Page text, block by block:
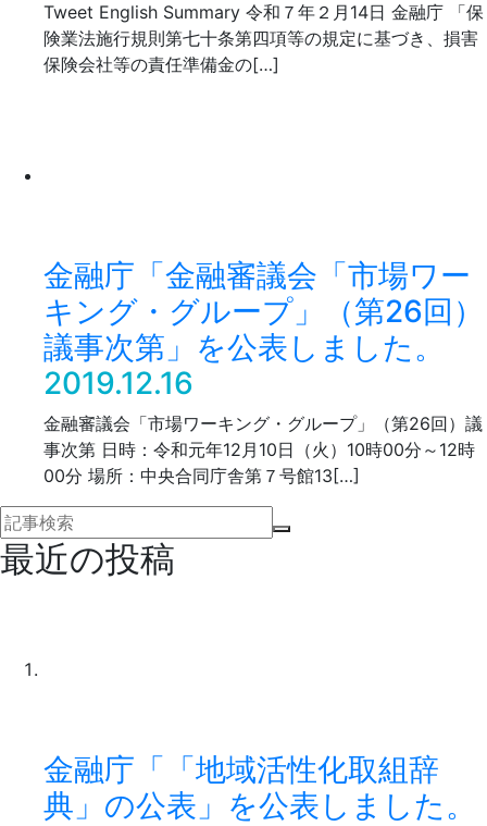
Tweet English Summary 令和７年２月14日 金融庁 「保
険業法施行規則第七十条第四項等の規定に基づき、損害
保険会社等の責任準備金の[…]
金融庁「金融審議会「市場ワー
キング・グループ」（第26回）
議事次第」を公表しました。
2019.12.16
金融審議会「市場ワーキング・グループ」（第26回）議
事次第 日時：令和元年12月10日（火）10時00分～12時
00分 場所：中央合同庁舎第７号館13[…]
最近の投稿
金融庁「「地域活性化取組辞
典」の公表」を公表しました。